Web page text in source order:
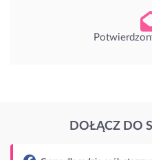
DOŁĄCZ DO